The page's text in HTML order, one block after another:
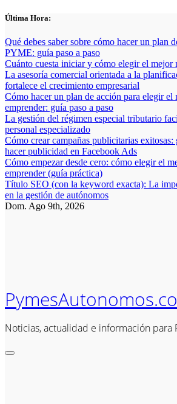
Saltar
contenido
Última Hora:
Qué debes saber sobre cómo hacer un plan
PYME: guía paso a paso
Cuánto cuesta iniciar y cómo elegir el mejor
La asesoría comercial orientada a la
fortalece el crecimiento empresarial
Cómo hacer un plan de acción para elegir el
emprender: guía paso a paso
La gestión del régimen especial tributario
personal especializado
Cómo crear campañas publicitarias
hacer publicidad en Facebook Ads
Cómo empezar desde cero: cómo elegir el
emprender (guía práctica)
Título SEO (con la keyword exacta): La
en la gestión de autónomos
Dom. Ago 9th, 2026
Noticias, actualidad e información para